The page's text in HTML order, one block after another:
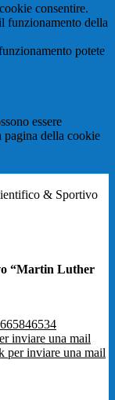
consentire.
funzionamento della
potete
essere
pagina della cookie
& Sportivo
“Martin Luther
inviare una mail
per inviare una mail